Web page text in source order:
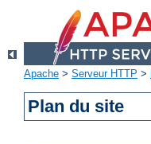
Apache > Serveur HTTP >
Plan du site